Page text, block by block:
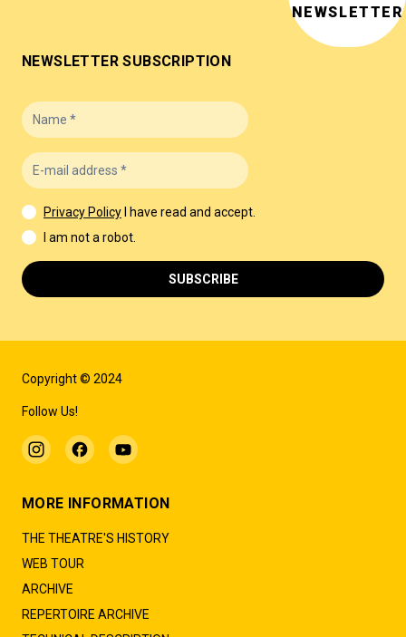
Copyright © 2024
Follow Us!
MORE INFORMATION
THE THEATRE'S HISTORY
WEB TOUR
ARCHIVE
REPERTOIRE ARCHIVE
NEWSLETTER
NEWSLETTER SUBSCRIPTION
Privacy Policy
I have read and accept.
I am not a robot.
SUBSCRIBE